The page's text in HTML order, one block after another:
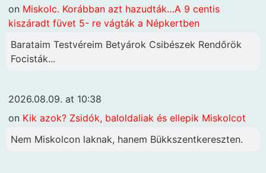
on Miskolc. Korábban azt hazudták…A 9 centis
kiszáradt füvet 5- re vágták a Népkertben
Barataim Testvéreim Betyárok Csibészek Rendőrök
Focisták...
2026.08.09. at 10:38
on Kik azok? Zsidók, baloldaliak és ellepik Miskolcot
Nem Miskolcon laknak, hanem Bükkszentkereszten.